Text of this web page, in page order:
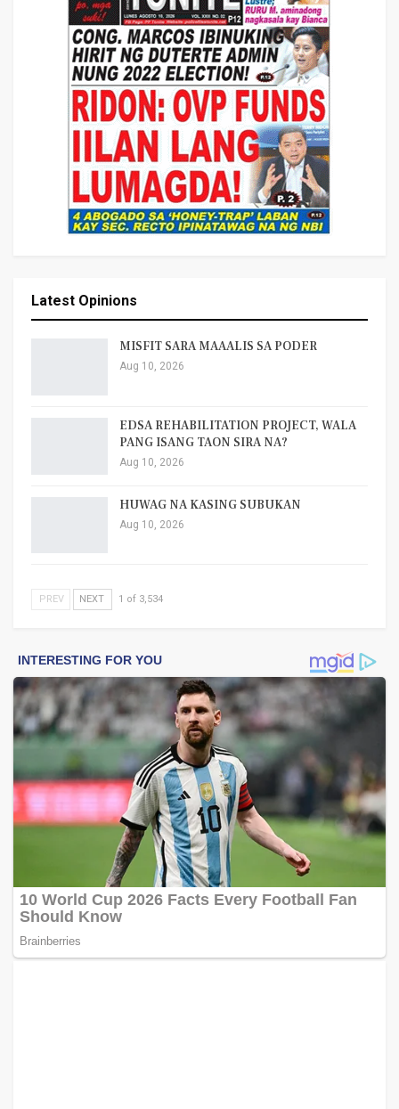
Latest Opinions
MISFIT SARA MAAALIS SA PODER
Aug 10, 2026
EDSA REHABILITATION PROJECT, WALA
PANG ISANG TAON SIRA NA?
Aug 10, 2026
HUWAG NA KASING SUBUKAN
Aug 10, 2026
PREV NEXT 1 of 3,534